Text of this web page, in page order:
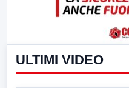
ULTIMI VIDEO